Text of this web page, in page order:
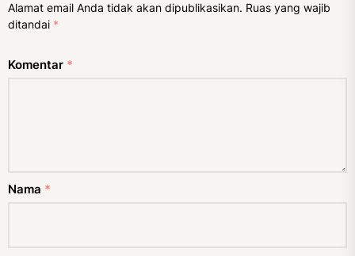
Alamat email Anda tidak akan dipublikasikan. Ruas yang wajib
ditandai *
Komentar *
Nama *